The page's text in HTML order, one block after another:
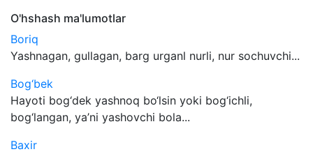
O'hshash ma'lumotlar
Boriq
Yashnagan, gullagan, barg urganl nurli, nur sochuvchi...
Bog‘bek
Hayoti bog‘dek yashnoq bo‘lsin yoki bog‘ichli,
bog‘langan, ya’ni yashovchi bola...
Baxir